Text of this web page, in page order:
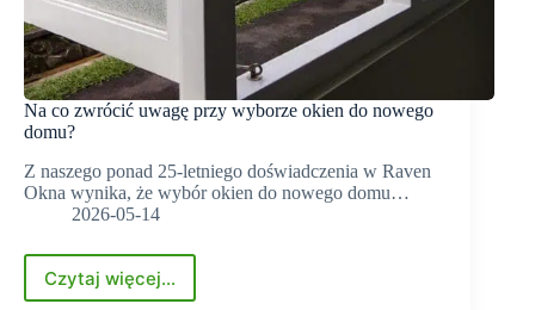
Na co zwrócić uwagę przy wyborze okien do nowego
domu?
Z naszego ponad 25-letniego doświadczenia w Raven
Okna wynika, że wybór okien do nowego domu…
2026-05-14
Czytaj więcej...
Na